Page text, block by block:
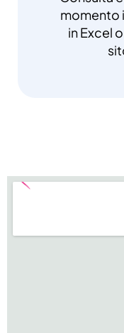
momento
in Excel